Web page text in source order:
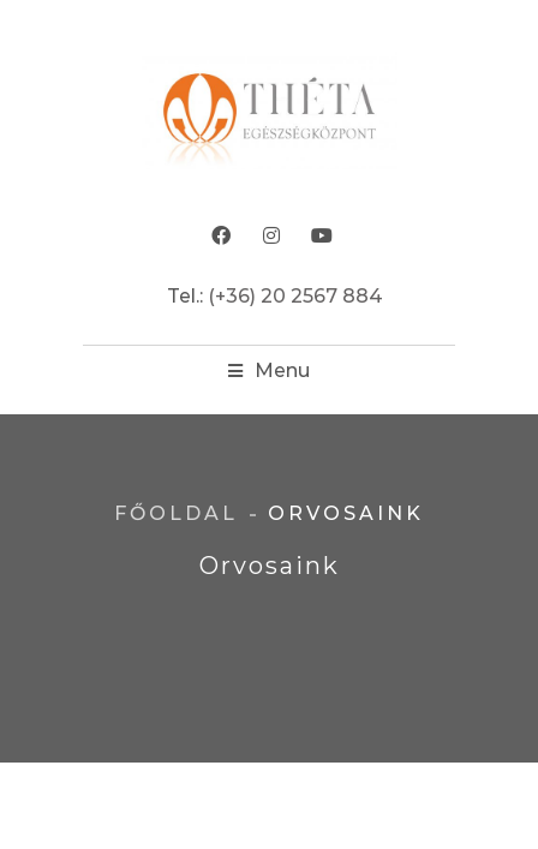
Tel.: (+36) 20 2567 884
Menu
Orvosaink
FŐOLDAL ORVOSAINK